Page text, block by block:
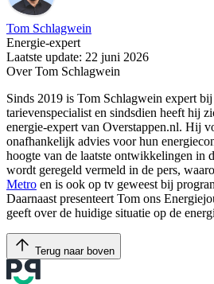
Tom Schlagwein
Energie-expert
Laatste update: 22 juni 2026
Over Tom Schlagwein
Sinds 2019 is Tom Schlagwein expert
tarievenspecialist en sindsdien heeft hij
energie-expert van Overstappen.nl. Hij
onafhankelijk advies voor hun
hoogte van de laatste ontwikkelingen in
wordt geregeld vermeld in de pers,
Metro en is ook op tv geweest bij
Daarnaast presenteert Tom ons
geeft over de huidige situatie op de
Terug naar boven